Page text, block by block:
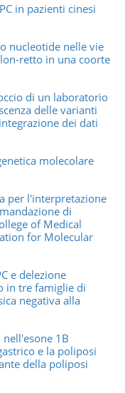
in pazienti cinesi
nucleotide nelle vie
retto in una coorte
di un laboratorio
delle varianti
dei dati
molecolare
per l'interpretazione
di
of Medical
for Molecular
e delezione
in tre famiglie di
negativa alla
1B
e la poliposi
della poliposi